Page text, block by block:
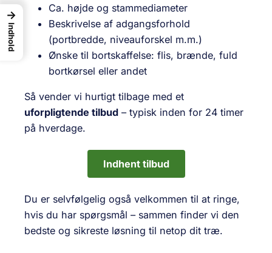
Ca. højde og stammediameter
Beskrivelse af adgangsforhold
(portbredde, niveauforskel m.m.)
Ønske til bortskaffelse: flis, brænde, fuld
bortkørsel eller andet
Så vender vi hurtigt tilbage med et
uforpligtende tilbud – typisk inden for 24 timer
på hverdage.
Indhent tilbud
Du er selvfølgelig også velkommen til at ringe,
hvis du har spørgsmål – sammen finder vi den
bedste og sikreste løsning til netop dit træ.
→
Indhold